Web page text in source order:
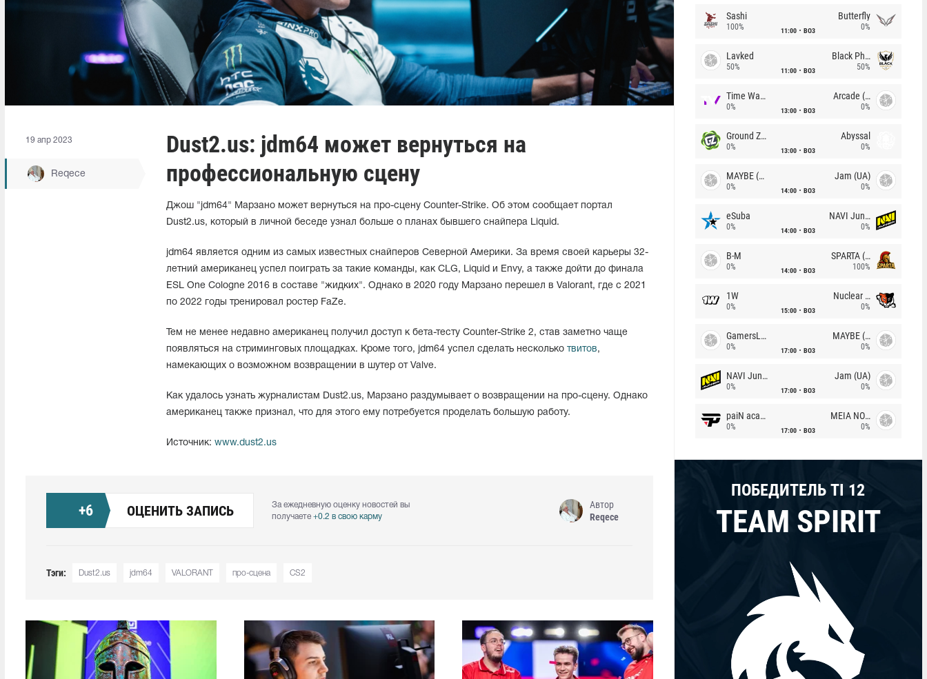
19 апр 2023
Reqece
Dust2.us: jdm64 может вернуться на
профессиональную сцену
Джош "jdm64" Марзано может вернуться на про-сцену Counter-Strike. Об этом сообщает портал
Dust2.us, который в личной беседе узнал больше о планах бывшего снайпера Liquid.
jdm64 является одним из самых известных снайперов Северной Америки. За время своей карьеры 32-
летний американец успел поиграть за такие команды, как CLG, Liquid и Envy, а также дойти до финала
ESL One Cologne 2016 в составе "жидких". Однако в 2020 году Марзано перешел в Valorant, где с 2021
по 2022 годы тренировал ростер FaZe.
Тем не менее недавно американец получил доступ к бета-тесту Counter-Strike 2, став заметно чаще
появляться на стриминговых площадках. Кроме того, jdm64 успел сделать несколько твитов,
намекающих о возможном возвращении в шутер от Valve.
Как удалось узнать журналистам Dust2.us, Марзано раздумывает о возвращении на про-сцену. Однако
американец также признал, что для этого ему потребуется проделать большую работу.
Источник: www.dust2.us
+6 ОЦЕНИТЬ ЗАПИСЬ
За ежедневную оценку новостей вы
получаете +0.2 в свою карму
Автор
Reqece
Тэги: Dust2.us jdm64 VALORANT про-сцена CS2
Sashi
100% 11:00 BO3
Butterfly
0%
Lavked
50% 11:00 BO3
Black Phoenix
50%
Time Waves
0% 13:00 BO3
Arcade (AU)
0%
Ground Zero
0% 13:00 BO3
Abyssal
0%
MAYBE (UA)
0% 14:00 BO3
Jam (UA)
0%
eSuba
0% 14:00 BO3
NAVI Junior
0%
B-M
0% 14:00 BO3
SPARTA (RU)
100%
1W
0% 15:00 BO3
Nuclear TigeRES
0%
GamersLab
0% 17:00 BO3
MAYBE (UA)
0%
NAVI Junior
0% 17:00 BO3
Jam (UA)
0%
paiN academy
0% 17:00 BO3
MEIA NOITE
0%
ПОБЕДИТЕЛЬ TI 12
TEAM SPIRIT